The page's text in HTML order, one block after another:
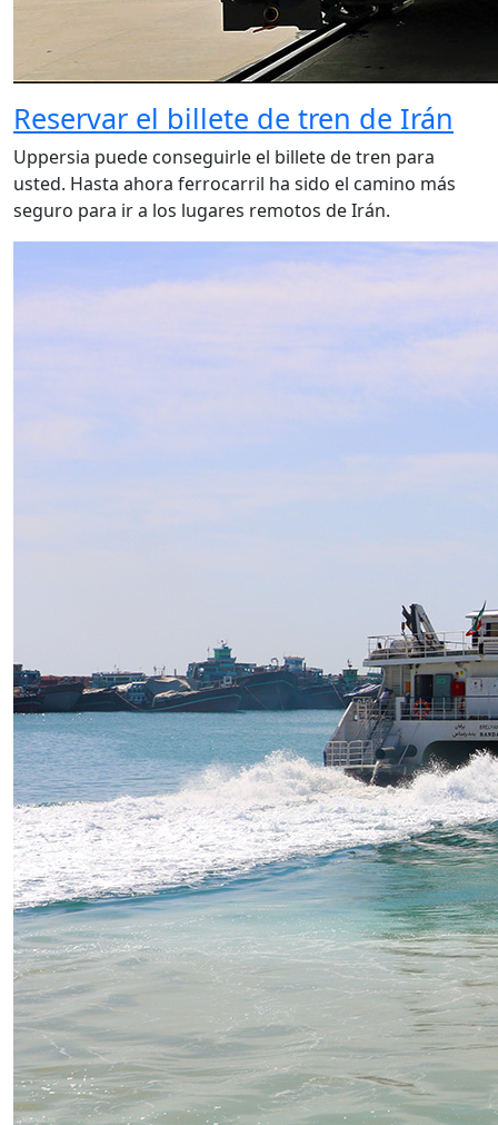
Reservar el billete de tren de Irán
Uppersia puede conseguirle el billete de tren para
usted. Hasta ahora ferrocarril ha sido el camino más
seguro para ir a los lugares remotos de Irán.